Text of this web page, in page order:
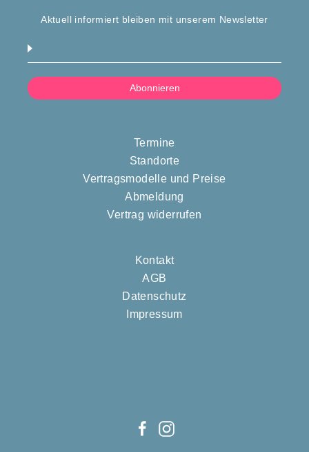
Aktuell informiert bleiben mit unserem Newsletter
Termine
Standorte
Vertragsmodelle und Preise
Abmeldung
Vertrag widerrufen
Kontakt
AGB
Datenschutz
Impressum